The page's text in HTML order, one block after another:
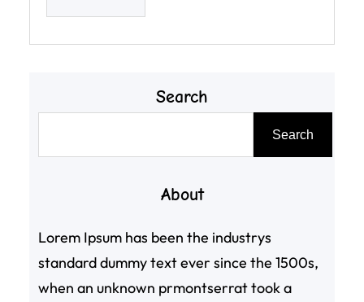
Search
Search
About
Lorem Ipsum has been the industrys
standard dummy text ever since the 1500s,
when an unknown prmontserrat took a